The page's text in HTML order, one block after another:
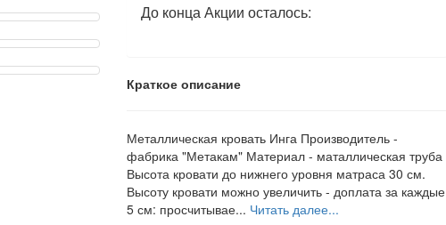
До конца Акции осталось:
Краткое описание
Металлическая кровать Инга Производитель -
фабрика "Метакам" Материал - маталлическая труба
Высота кровати до нижнего уровня матраса 30 см.
Высоту кровати можно увеличить - доплата за каждые
5 см: просчитывае... Читать далее...